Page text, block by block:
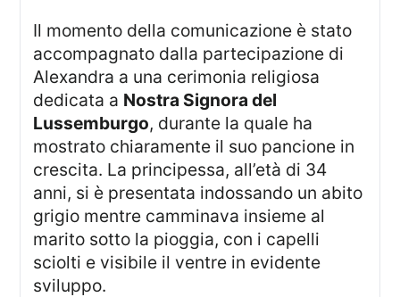
Il momento della comunicazione è stato
accompagnato dalla partecipazione di
Alexandra a una cerimonia religiosa
dedicata a Nostra Signora del
Lussemburgo, durante la quale ha
mostrato chiaramente il suo pancione in
crescita. La principessa, all’età di 34
anni, si è presentata indossando un abito
grigio mentre camminava insieme al
marito sotto la pioggia, con i capelli
sciolti e visibile il ventre in evidente
sviluppo.